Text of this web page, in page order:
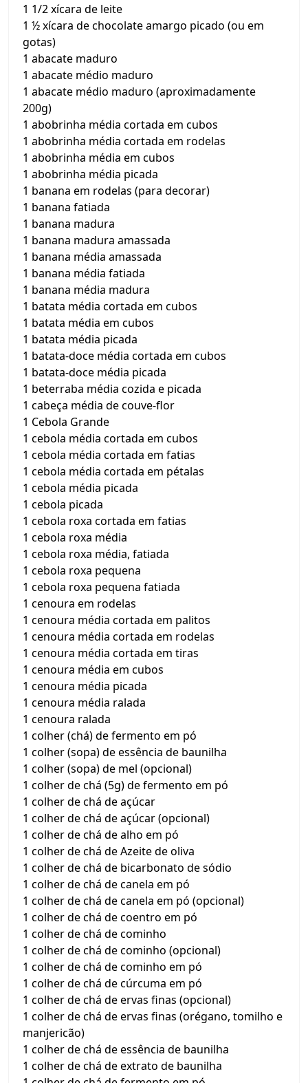
1 1/2 xícara de leite
1 ½ xícara de chocolate amargo picado (ou em
gotas)
1 abacate maduro
1 abacate médio maduro
1 abacate médio maduro (aproximadamente
200g)
1 abobrinha média cortada em cubos
1 abobrinha média cortada em rodelas
1 abobrinha média em cubos
1 abobrinha média picada
1 banana em rodelas (para decorar)
1 banana fatiada
1 banana madura
1 banana madura amassada
1 banana média amassada
1 banana média fatiada
1 banana média madura
1 batata média cortada em cubos
1 batata média em cubos
1 batata média picada
1 batata-doce média cortada em cubos
1 batata-doce média picada
1 beterraba média cozida e picada
1 cabeça média de couve-flor
1 Cebola Grande
1 cebola média cortada em cubos
1 cebola média cortada em fatias
1 cebola média cortada em pétalas
1 cebola média picada
1 cebola picada
1 cebola roxa cortada em fatias
1 cebola roxa média
1 cebola roxa média, fatiada
1 cebola roxa pequena
1 cebola roxa pequena fatiada
1 cenoura em rodelas
1 cenoura média cortada em palitos
1 cenoura média cortada em rodelas
1 cenoura média cortada em tiras
1 cenoura média em cubos
1 cenoura média picada
1 cenoura média ralada
1 cenoura ralada
1 colher (chá) de fermento em pó
1 colher (sopa) de essência de baunilha
1 colher (sopa) de mel (opcional)
1 colher de chá (5g) de fermento em pó
1 colher de chá de açúcar
1 colher de chá de açúcar (opcional)
1 colher de chá de alho em pó
1 colher de chá de Azeite de oliva
1 colher de chá de bicarbonato de sódio
1 colher de chá de canela em pó
1 colher de chá de canela em pó (opcional)
1 colher de chá de coentro em pó
1 colher de chá de cominho
1 colher de chá de cominho (opcional)
1 colher de chá de cominho em pó
1 colher de chá de cúrcuma em pó
1 colher de chá de ervas finas (opcional)
1 colher de chá de ervas finas (orégano, tomilho e
manjericão)
1 colher de chá de essência de baunilha
1 colher de chá de extrato de baunilha